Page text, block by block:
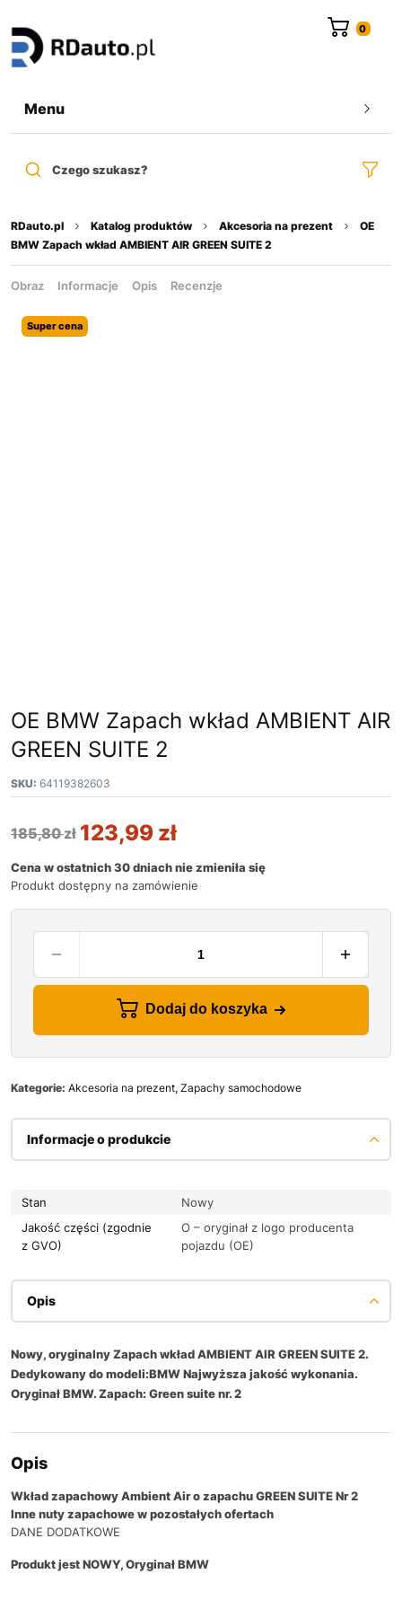
Menu
Czego szukasz?
RDauto.pl Katalog produktów Akcesoria na prezent
OE
BMW Zapach wkład AMBIENT AIR GREEN SUITE 2
Obraz Informacje Opis Recenzje
Super cena
OE BMW Zapach wkład AMBIENT AIR
GREEN SUITE 2
SKU: 64119382603
185,80zł 123,99 zł
Cena w ostatnich 30 dniach nie zmieniła się
Produkt dostępny na zamówienie
Dodaj do koszyka
Kategorie: Akcesoria na prezent, Zapachy samochodowe
Informacje o produkcie
Stan
Nowy
Jakość części (zgodnie
z GVO)
O – oryginał z logo producenta
pojazdu (OE)
Opis
Nowy, oryginalny Zapach wkład AMBIENT AIR GREEN SUITE 2.
Dedykowany do modeli:BMW Najwyższa jakość wykonania.
Oryginał BMW. Zapach: Green suite nr. 2
Opis
Wkład zapachowyAmbient Air o zapachu GREEN SUITE Nr 2
Inne nuty zapachowe w pozostałych ofertach
DANE DODATKOWE
Produkt jest NOWY, Oryginał BMW